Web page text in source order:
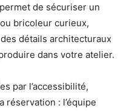
de sécuriser un
bricoleur curieux,
détails architecturaux
dans votre atelier.
par l’accessibilité,
réservation : l’équipe